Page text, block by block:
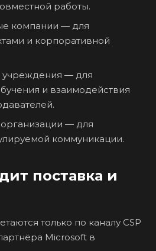
работы.
компании — для
и корпоративной
учреждения — для
и взаимодействия
— для
коммуникации.
поставка и
только по каналу CSP
Microsoft в